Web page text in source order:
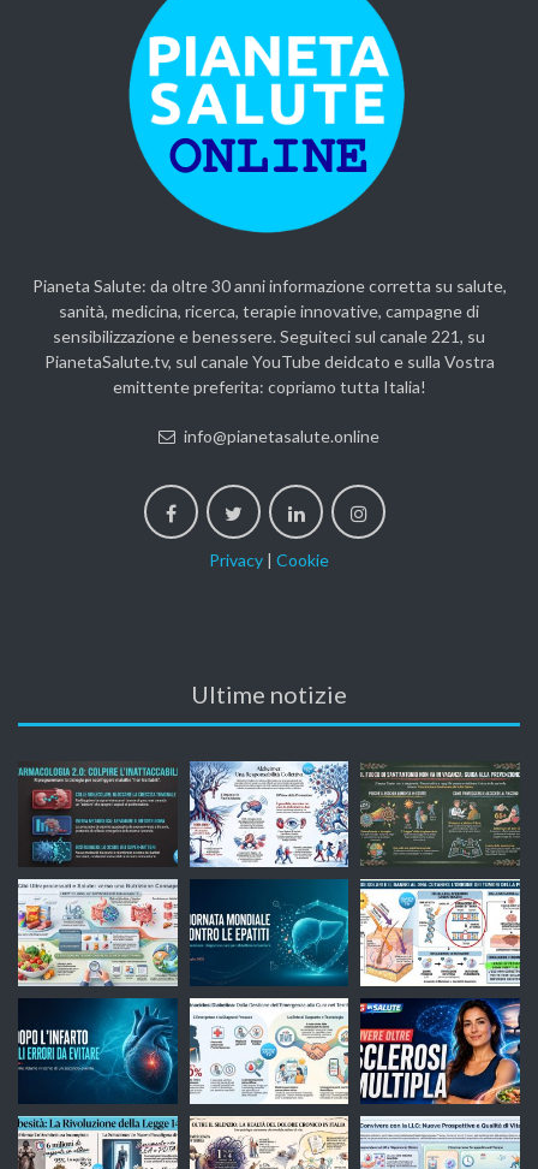
Pianeta Salute: da oltre 30 anni informazione corretta su salute,
sanità, medicina, ricerca, terapie innovative, campagne di
sensibilizzazione e benessere. Seguiteci sul canale 221, su
PianetaSalute.tv, sul canale YouTube deidcato e sulla Vostra
emittente preferita: copriamo tutta Italia!
info@pianetasalute.online
Privacy | Cookie
Ultime notizie